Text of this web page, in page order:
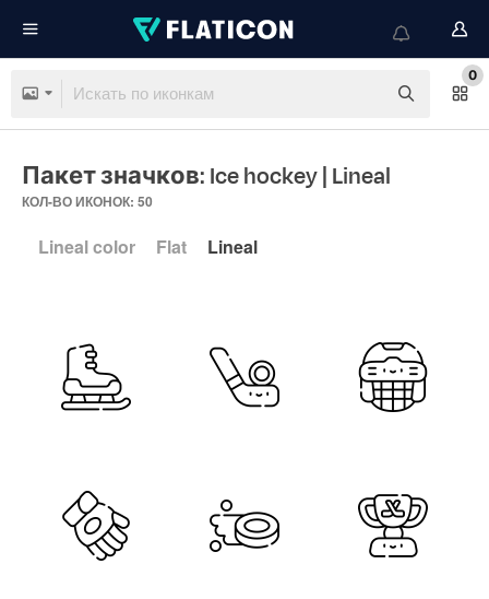
0
Пакет значков: Ice hockey| Lineal
КОЛ-ВО ИКОНОК: 50
Lineal color Flat Lineal